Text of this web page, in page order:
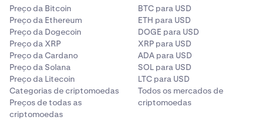
Preço da Bitcoin
Preço da Ethereum
Preço da Dogecoin
Preço da XRP
Preço da Cardano
Preço da Solana
Preço da Litecoin
Categorias de criptomoedas
Preços de todas as
criptomoedas
BTC para USD
ETH para USD
DOGE para USD
XRP para USD
ADA para USD
SOL para USD
LTC para USD
Todos os mercados de
criptomoedas